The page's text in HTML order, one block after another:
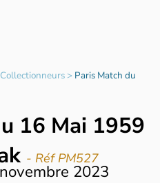
> Paris Match du
16 Mai 1959
- Réf PM527
2023